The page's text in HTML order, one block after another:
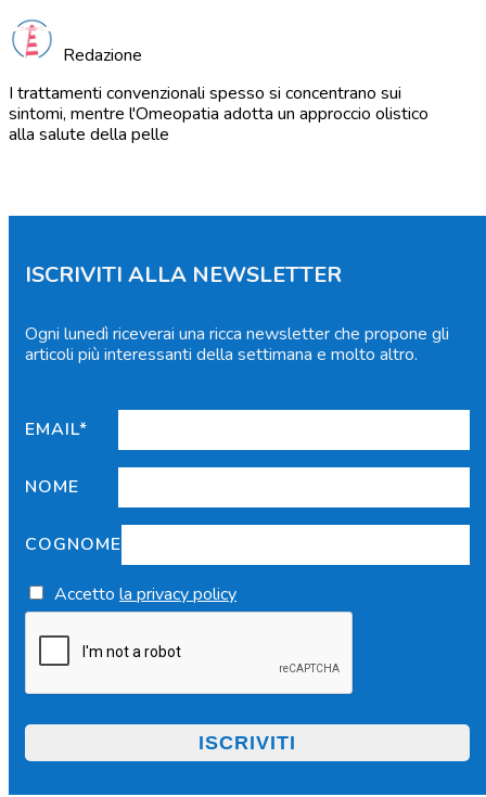
Redazione
I trattamenti convenzionali spesso si concentrano sui
sintomi, mentre l'Omeopatia adotta un approccio olistico
alla salute della pelle
ISCRIVITI ALLA NEWSLETTER
Ogni lunedì riceverai una ricca newsletter che propone gli
articoli più interessanti della settimana e molto altro.
EMAIL*
NOME
COGNOME
Accetto la privacy policy